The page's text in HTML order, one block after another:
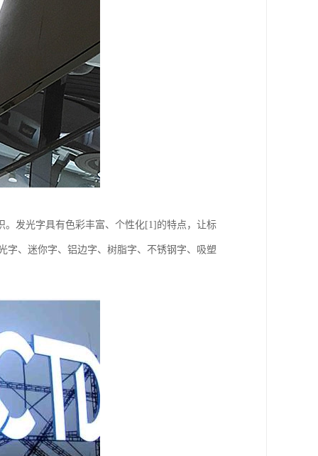
发光字具有色彩丰富、个性化[1]的特点，让标
字、迷你字、铝边字、树脂字、不锈钢字、吸塑